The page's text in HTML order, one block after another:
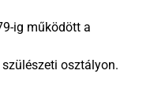
ig működött a
osztályon.